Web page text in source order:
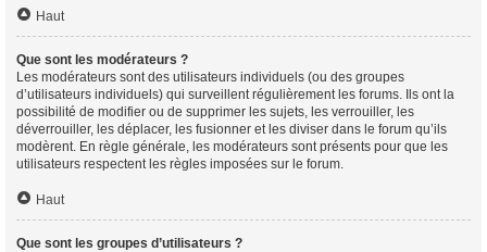
Haut
Que sont les modérateurs ?
Les modérateurs sont des utilisateurs individuels (ou des groupes
d’utilisateurs individuels) qui surveillent régulièrement les forums. Ils ont la
possibilité de modifier ou de supprimer les sujets, les verrouiller, les
déverrouiller, les déplacer, les fusionner et les diviser dans le forum qu’ils
modèrent. En règle générale, les modérateurs sont présents pour que les
utilisateurs respectent les règles imposées sur le forum.
Haut
Que sont les groupes d’utilisateurs ?